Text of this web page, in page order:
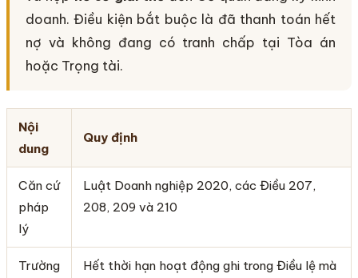
doanh. Điều kiện bắt buộc là đã thanh toán hết
nợ và không đang có tranh chấp tại Tòa án
hoặc Trọng tài.
Nội
dung
Quy định
Căn cứ
pháp
lý
Luật Doanh nghiệp 2020, các Điều 207,
208, 209 và 210
Trường
Hết thời hạn hoạt động ghi trong Điều lệ mà